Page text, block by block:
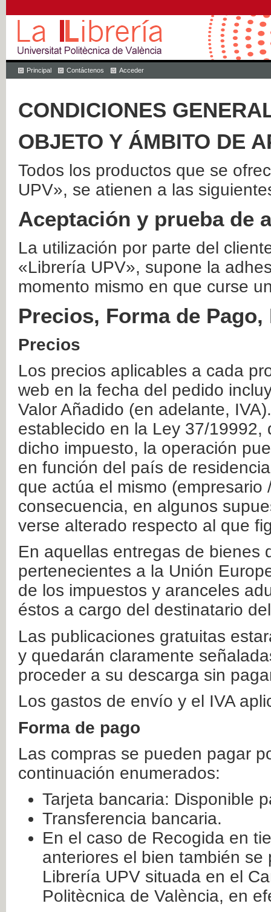
Principal Contáctenos Acceder
CONDICIONES
OBJETO Y ÁMBITO DE
Todos los productos que se
UPV», se atienen a las
Aceptación y prueba de
La utilización por parte del
«Librería UPV», supone la
momento mismo en que curse
Precios, Forma de
Precios
Los precios aplicables a cada
web en la fecha del pedido
Valor Añadido (en adelante,
establecido en la Ley 37/
dicho impuesto, la operación
en función del país de
que actúa el mismo
consecuencia, en algunos
verse alterado respecto al que
En aquellas entregas de bienes
pertenecientes a la Unión
de los impuestos y aranceles
éstos a cargo del destinatario
Las publicaciones gratuitas
y quedarán claramente
proceder a su descarga sin
Los gastos de envío y el IVA
Forma de pago
Las compras se pueden pagar
continuación enumerados:
Tarjeta bancaria: Disponible
Transferencia bancaria.
En el caso de Recogida en
anteriores el bien también
Librería UPV situada en el
Politècnica de València, en